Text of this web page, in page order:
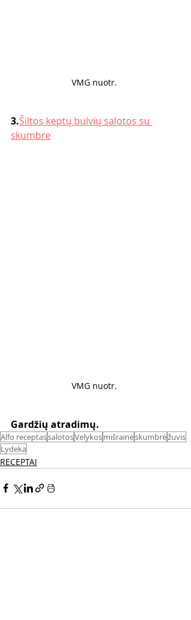
VMG nuotr.
3.Šiltos keptų bulvių salotos su
skumbre
VMG nuotr.
Gardžių atradimų.
Alfo receptassalotosVelykosmišrainėskumbrėžuvis
Lydeka
RECEPTAI